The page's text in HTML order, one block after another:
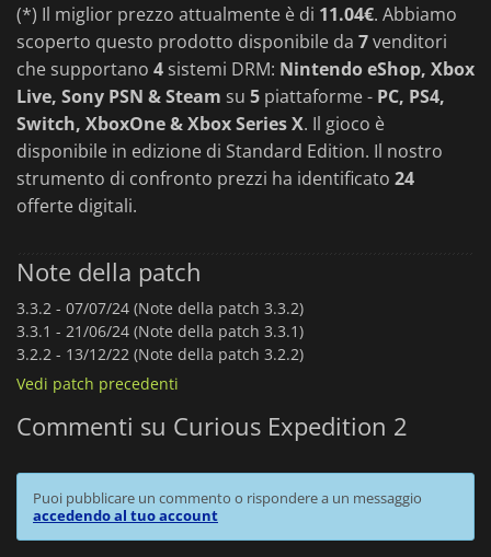
(*) Il miglior prezzo attualmente è di 11.04€. Abbiamo
scoperto questo prodotto disponibile da 7venditori
che supportano 4 sistemi DRM: Nintendo eShop, Xbox
Live, Sony PSN & Steam su 5 piattaforme - PC, PS4,
Switch, XboxOne & Xbox Series X. Il gioco è
disponibile in edizione di Standard Edition. Il nostro
strumento di confronto prezzi ha identificato 24
offerte digitali.
Note della patch
3.3.2 - 07/07/24 (Note della patch 3.3.2)
3.3.1 - 21/06/24 (Note della patch 3.3.1)
3.2.2 - 13/12/22 (Note della patch 3.2.2)
Vedi patch precedenti
Commenti su Curious Expedition 2
Puoi pubblicare un commento o rispondere a un messaggio
accedendo al tuo account